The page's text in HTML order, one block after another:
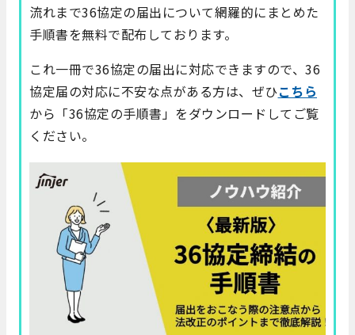
流れまで36協定の届出について網羅的にまとめた
手順書を無料で配布しております。
これ一冊で36協定の届出に対応できますので、36
協定届の対応に不安な点がある方は、ぜひこちら
から「36協定の手順書」をダウンロードしてご覧
ください。